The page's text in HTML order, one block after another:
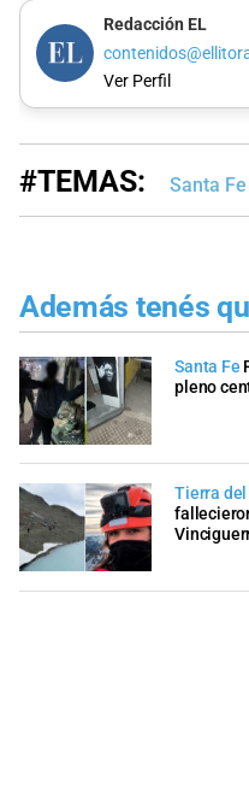
Redacción EL
Ver Perfil
#TEMAS: Santa Fe
Además tenés
Santa Fe
pleno
Tierra